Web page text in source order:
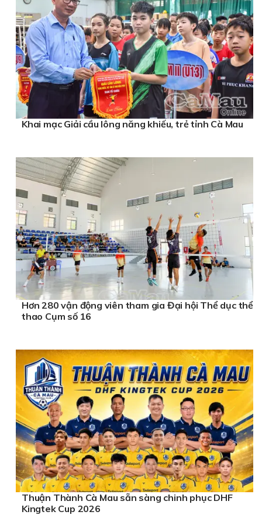
Khai mạc Giải cầu lông năng khiếu, trẻ tỉnh Cà Mau
Hơn 280 vận động viên tham gia Đại hội Thể dục thể
thao Cụm số 16
Thuận Thành Cà Mau sẵn sàng chinh phục DHF
Kingtek Cup 2026